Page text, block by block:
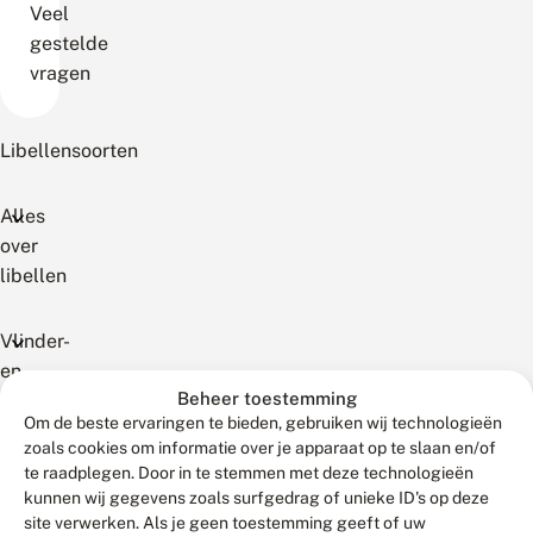
Beheer toestemming
Om de beste ervaringen te bieden, gebruiken wij technologieën
zoals cookies om informatie over je apparaat op te slaan en/of
te raadplegen. Door in te stemmen met deze technologieën
kunnen wij gegevens zoals surfgedrag of unieke ID's op deze
site verwerken. Als je geen toestemming geeft of uw
Veel
gestelde
vragen
Libellensoorten
Alles
over
libellen
Vlinder-
en
gebieden
FORMICAEFORMIS